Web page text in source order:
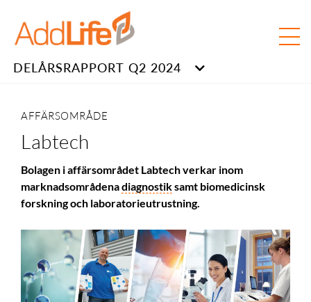
DELÅRSRAPPORT Q2 2024
AFFÄRSOMRÅDE
Labtech
Bolagen i affärsområdet Labtech verkar inom
marknadsområdenadiagnostiksamt biomedicinsk
forskning och laboratorieutrustning.